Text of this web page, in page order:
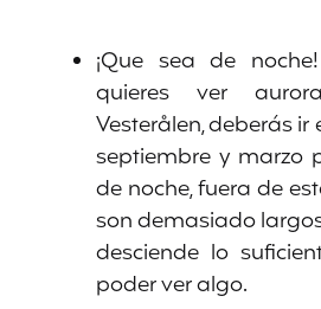
¡Que sea de
quieres ver
Vesterålen, deberás ir
septiembre y marzo
de noche, fuera de
son demasiado
desciende lo
poder ver algo.